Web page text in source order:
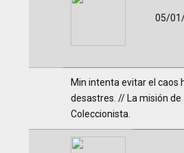
05/
Min intenta evitar el caos
desastres. // La misión
Coleccionista.